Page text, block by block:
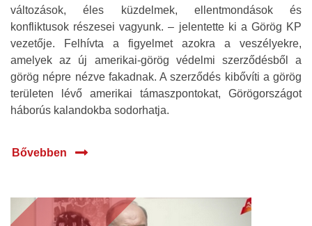
változások, éles küzdelmek, ellentmondások és
konfliktusok részesei vagyunk. – jelentette ki a Görög KP
vezetője. Felhívta a figyelmet azokra a veszélyekre,
amelyek az új amerikai-görög védelmi szerződésből a
görög népre nézve fakadnak. A szerződés kibővíti a görög
területen lévő amerikai támaszpontokat, Görögországot
háborús kalandokba sodorhatja.
Bővebben